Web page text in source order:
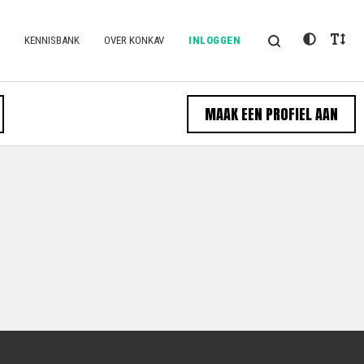
KENNISBANK OVER KONKAV INLOGGEN
MAAK EEN PROFIEL AAN